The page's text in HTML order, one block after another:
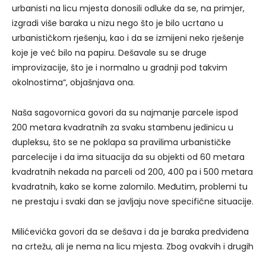
urbanisti na licu mjesta donosili odluke da se, na primjer,
izgradi više baraka u nizu nego što je bilo ucrtano u
urbanističkom rješenju, kao i da se izmijeni neko rješenje
koje je već bilo na papiru. Dešavale su se druge
improvizacije, što je i normalno u gradnji pod takvim
okolnostima“, objašnjava ona.
Naša sagovornica govori da su najmanje parcele ispod
200 metara kvadratnih za svaku stambenu jedinicu u
dupleksu, što se ne poklapa sa pravilima urbanističke
parcelecije i da ima situacija da su objekti od 60 metara
kvadratnih nekada na parceli od 200, 400 pa i 500 metara
kvadratnih, kako se kome zalomilo. Međutim, problemi tu
ne prestaju i svaki dan se javljaju nove specifične situacije.
Milićevićka govori da se dešava i da je baraka predviđena
na crtežu, ali je nema na licu mjesta. Zbog ovakvih i drugih